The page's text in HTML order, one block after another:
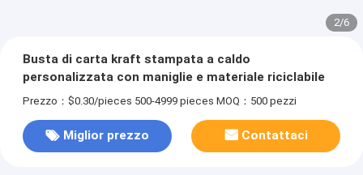
3/6
Busta di carta kraft stampata a caldo
personalizzata con maniglie e materiale riciclabile
Prezzo：$0.30/pieces 500-4999 pieces MOQ：500 pezzi
Miglior prezzo Contattaci